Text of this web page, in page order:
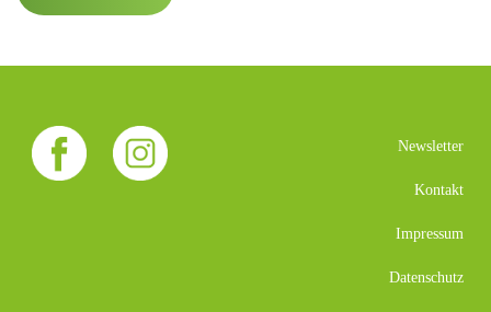
Newsletter
Kontakt
Impressum
Datenschutz